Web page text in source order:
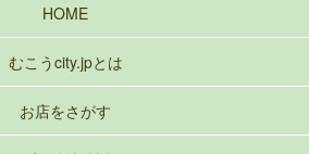
HOME
むこうcity.jpとは
お店をさがす